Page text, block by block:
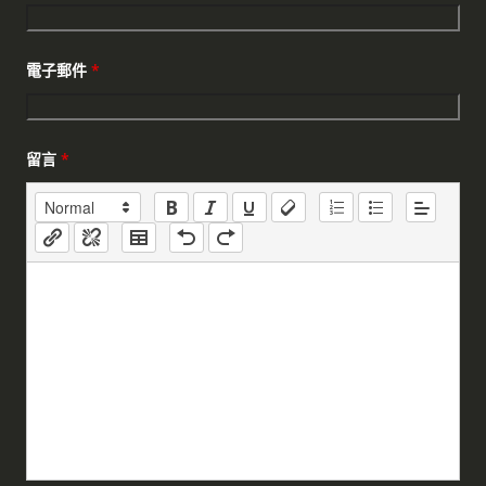
電子郵件 *
留言 *